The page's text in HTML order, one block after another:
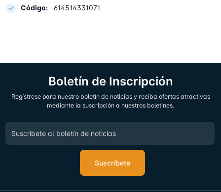
Código: 614514331071
Boletín de Inscripción
Regístrese para nuestro boletín de noticias y reciba ofertas atractivas
mediante la suscripción a nuestros boletines.
Suscríbete